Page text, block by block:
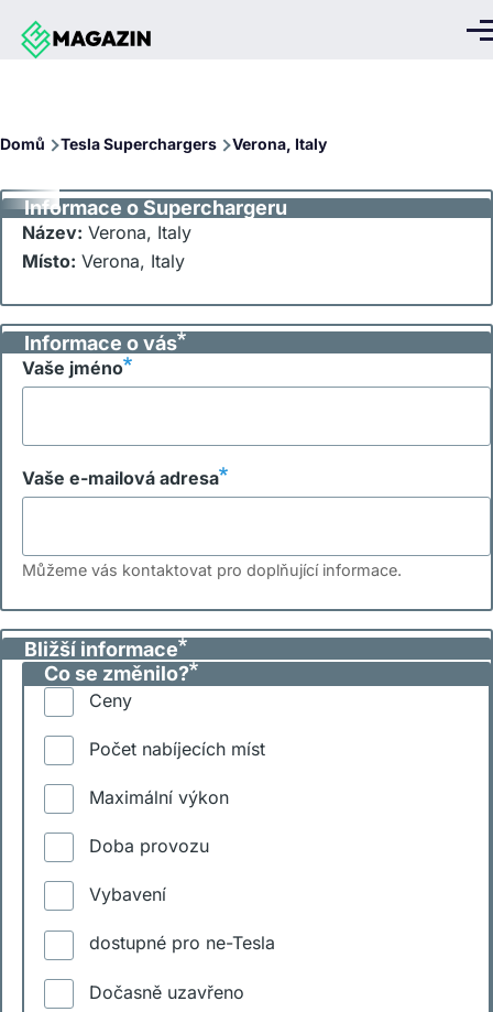
Přejít k hlavnímu obsahu
Domů Tesla Superchargers Verona, Italy
Informace o Superchargeru
Název: Verona, Italy
Místo: Verona, Italy
Informace o vás
Vaše jméno
Vaše e-mailová adresa
Můžeme vás kontaktovat pro doplňující informace.
Bližší informace
Co se změnilo?
Ceny
Počet nabíjecích míst
Maximální výkon
Doba provozu
Vybavení
dostupné pro ne-Tesla
Dočasně uzavřeno